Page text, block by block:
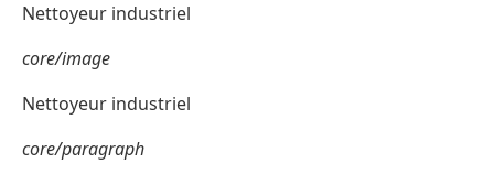
Nettoyeur industriel
core/image
Nettoyeur industriel
core/paragraph